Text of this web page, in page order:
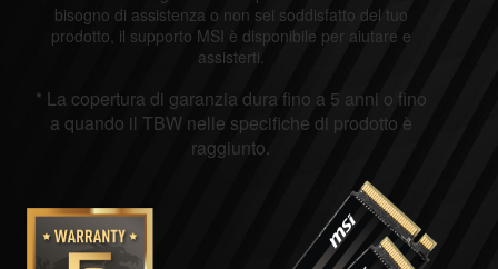
bisogno di assistenza o non sei soddisfatto del tuo
prodotto, il supporto MSI è disponibile per aiutare e
assisterti.
* La copertura di garanzia dura fino a 5 anni o fino
a quando il TBW nelle specifiche di prodotto è
raggiunto.